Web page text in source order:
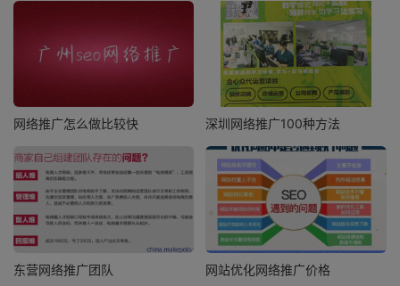
网络推广怎么做比较快 深圳网络推广100种方法
东营网络推广团队 网站优化网络推广价格